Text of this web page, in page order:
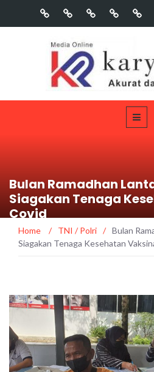
Bulan Ramadhan
Siagakan Tenaga
Covid
Home / TNI / Polri / Bulan
Siagakan Tenaga Kesehatan